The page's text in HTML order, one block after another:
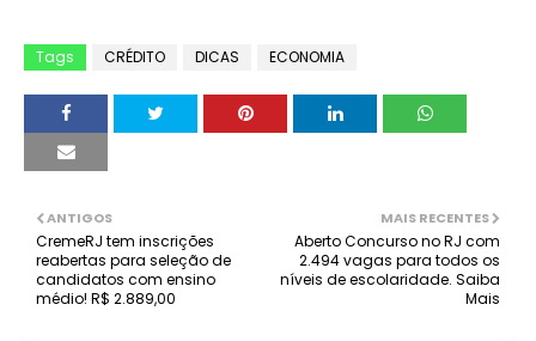
Tags CRÉDITO DICAS ECONOMIA
MAIS RECENTES
Aberto Concurso no RJ com
2.494 vagas para todos os
níveis de escolaridade. Saiba
Mais
ANTIGOS
CremeRJ tem inscrições
reabertas para seleção de
candidatos com ensino
médio! R$ 2.889,00